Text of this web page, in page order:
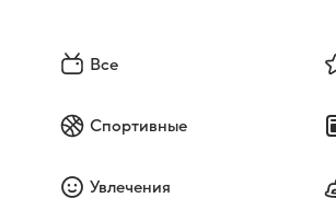
Все
Спортивные
Увлечения